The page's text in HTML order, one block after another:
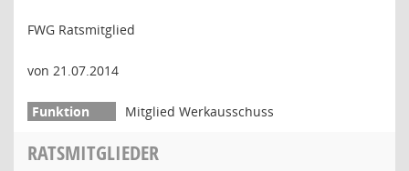
FWG Ratsmitglied
von 21.07.2014
Mitglied Werkausschuss
RATSMITGLIEDER